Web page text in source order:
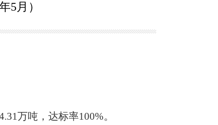
5月）
万吨，达标率100%。